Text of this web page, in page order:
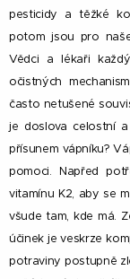
pesticidy a těžké
potom jsou pro
Vědci a lékaři
očistných
často netušené
je doslova celostní
přísunem vápníku?
pomoci. Napřed
vitamínu K2, aby se
všude tam, kde má.
účinek je veskrze
potraviny postupně